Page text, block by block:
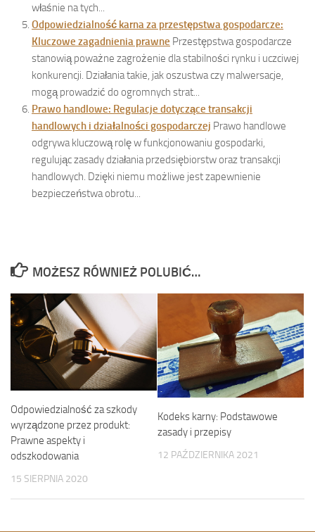
właśnie na tych...
Odpowiedzialność karna za przestępstwa gospodarcze:
Kluczowe zagadnienia prawne Przestępstwa gospodarcze
stanowią poważne zagrożenie dla stabilności rynku i uczciwej
konkurencji. Działania takie, jak oszustwa czy malwersacje,
mogą prowadzić do ogromnych strat...
Prawo handlowe: Regulacje dotyczące transakcji
handlowych i działalności gospodarczej Prawo handlowe
odgrywa kluczową rolę w funkcjonowaniu gospodarki,
regulując zasady działania przedsiębiorstw oraz transakcji
handlowych. Dzięki niemu możliwe jest zapewnienie
bezpieczeństwa obrotu...
MOŻESZ RÓWNIEŻ POLUBIĆ…
Odpowiedzialność za szkody
wyrządzone przez produkt:
Prawne aspekty i
odszkodowania
15 SIERPNIA 2020
Kodeks karny: Podstawowe
zasady i przepisy
12 PAŹDZIERNIKA 2021